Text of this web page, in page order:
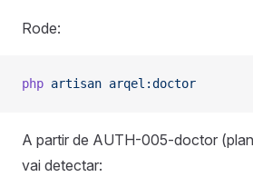
Rode:
php artisan arqel:doctor
A partir de AUTH-005-doctor
vai detectar: